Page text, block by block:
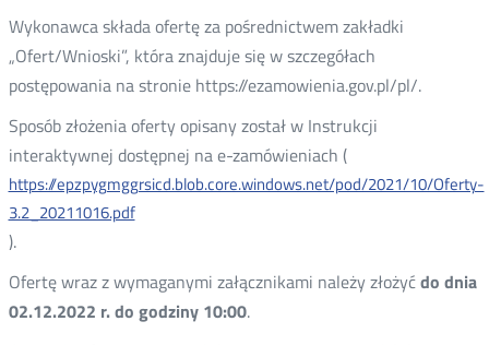
Wykonawca składa ofertę za pośrednictwem zakładki
„Ofert/Wnioski”, która znajduje się w szczegółach
postępowania na stronie https://ezamowienia.gov.pl/pl/.
Sposób złożenia oferty opisany został w Instrukcji
interaktywnej dostępnej na e-zamówieniach (
https://epzpygmggrsicd.blob.core.windows.net/pod/2021/10/Oferty-
3.2_20211016.pdf
).
Ofertę wraz z wymaganymi załącznikami należy złożyćdo dnia
02.12.2022 r. do godziny 10:00.